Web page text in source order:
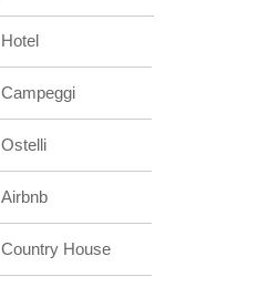
Hotel
Campeggi
Ostelli
Airbnb
Country House